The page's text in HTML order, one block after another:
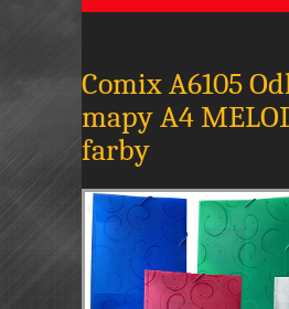
Comix A6105
mapy A4
farby